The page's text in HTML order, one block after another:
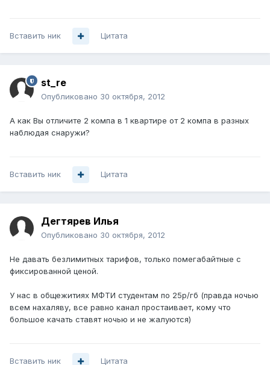
Вставить ник Цитата
st_re
Опубликовано 30 октября, 2012
А как Вы отличите 2 компа в 1 квартире от 2 компа в разных
наблюдая снаружи?
Вставить ник Цитата
Дегтярев Илья
Опубликовано 30 октября, 2012
Не давать безлимитных тарифов, только помегабайтные с
фиксированной ценой.
У нас в общежитиях МФТИ студентам по 25р/гб (правда ночью
всем нахаляву, все равно канал простаивает, кому что
большое качать ставят ночью и не жалуются)
Вставить ник Цитата